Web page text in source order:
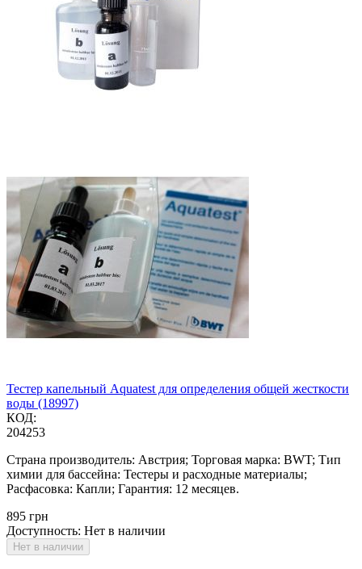
Тестер капельный Aquatest для определения общей жесткости
воды (18997)
КОД:
204253
Страна производитель: Австрия; Торговая марка: BWT; Тип
химии для бассейна: Тестеры и расходные материалы;
Расфасовка: Капли; Гарантия: 12 месяцев.
‍895‍ грн
Доступность: Нет в наличии
Нет в наличии